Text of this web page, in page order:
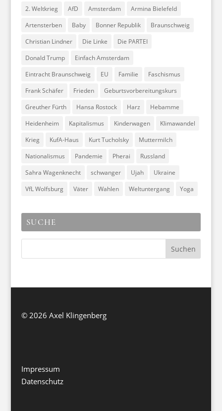
2. Weltkrieg AfD Amsterdam
Armina Bielefeld
Artensterben
Baby Bonner Republik
Braunschweig
Christian Lindner
Die Linke
Die PARTEI
Donald Trump
Einfach Amsterdam
Eintracht Braunschweig
EU Familie
Faschismus
Frank Schäfer
Frieden
Geburtsvorbereitungskurs
Greuther Fürth
Hansa Rostock Harz
Hebamme
Heidenheim
Kapitalismus Kinderwagen
Klimawandel
Krieg
KufA-Haus Kurt Tucholsky
Muttermilch
Nationalismus
Pandemie Pherai
Russland
Sahra Wagenknecht
schwanger Ujah
Ukraine
VfL Wolfsburg
Väter Wahlen Weltuntergang Yoga
SUCHE
© 2026 Axel Klingenberg
Impressum
Datenschutz